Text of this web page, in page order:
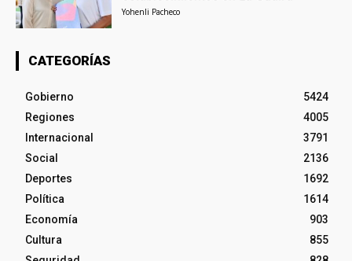
Yohenli Pacheco
CATEGORÍAS
Gobierno
5424
Regiones
4005
Internacional
3791
Social
2136
Deportes
1692
Política
1614
Economía
903
Cultura
855